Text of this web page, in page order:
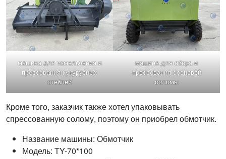
машина для измельчения и
прессования кукурузных
стеблей
машина для сбора и
прессования сосновой
соломы
Кроме того, заказчик также хотел упаковывать
спрессованную солому, поэтому он приобрел обмотчик.
Название машины: Обмотчик
Модель: TY-70*100